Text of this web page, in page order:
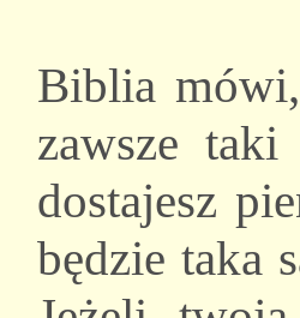
Biblia
zawsze
dostajesz
będzie taka